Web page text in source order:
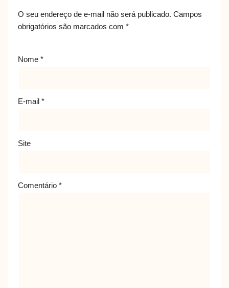
O seu endereço de e-mail não será publicado. Campos
obrigatórios são marcados com *
Nome *
E-mail *
Site
Comentário *